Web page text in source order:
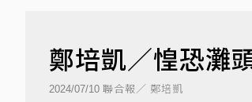
鄭培凱／惶恐灘
2024/07/10 聯合報／ 鄭培凱